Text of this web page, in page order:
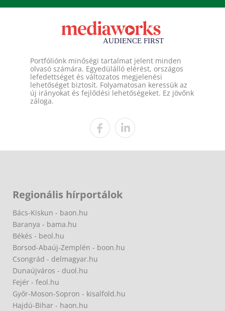
Portfóliónk minőségi tartalmat jelent minden
olvasó számára. Egyedülálló elérést, országos
lefedettséget és változatos megjelenési
lehetőséget biztosít. Folyamatosan keressük az
új irányokat és fejlődési lehetőségeket. Ez jövőnk
záloga.
Regionális hírportálok
Bács-Kiskun - baon.hu
Baranya - bama.hu
Békés - beol.hu
Borsod-Abaúj-Zemplén - boon.hu
Csongrád - delmagyar.hu
Dunaújváros - duol.hu
Fejér - feol.hu
Győr-Moson-Sopron - kisalfold.hu
Hajdú-Bihar - haon.hu